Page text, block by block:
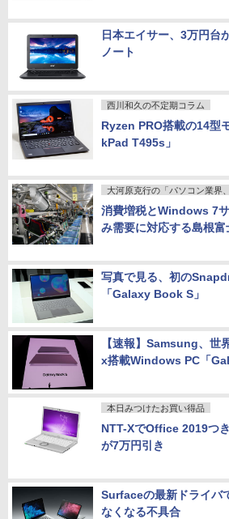
日本エイサー、3万円台
ノート
西川和久の不定期コラム
Ryzen PRO搭載の14型
kPad T495s」
大河原克行の「パソコン業界
消費増税とWindows 7
み需要に対応する島根富
写真で見る、初の
「Galaxy Book S」
【速報】Samsung、
x搭載Windows PC「
本日みつけたお買い得品
NTT-XでOffice 2019つ
が7万円引き
Surfaceの最新ドライバ
なくなる不具合